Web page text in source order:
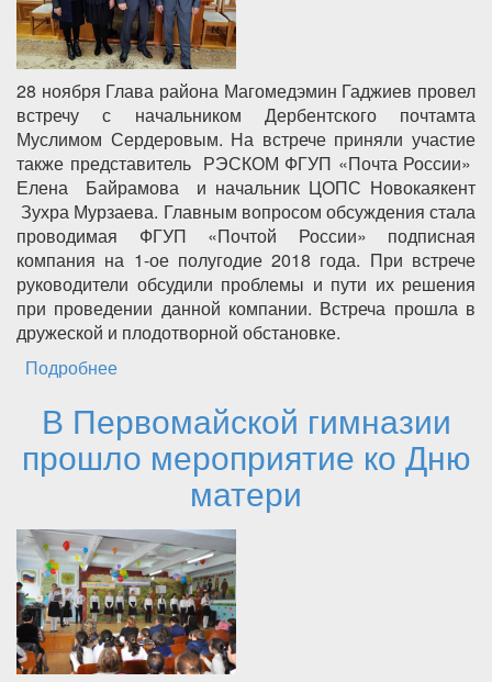
28 ноября Глава района Магомедэмин Гаджиев провел
встречу с начальником Дербентского почтамта
Муслимом Сердеровым. На встрече приняли участие
также представитель РЭСКОМ ФГУП «Почта России»
Елена Байрамова и начальник ЦОПС Новокаякент
Зухра Мурзаева. Главным вопросом обсуждения стала
проводимая ФГУП «Почтой России» подписная
компания на 1-ое полугодие 2018 года. При встрече
руководители обсудили проблемы и пути их решения
при проведении данной компании. Встреча прошла в
дружеской и плодотворной обстановке.
Подробнее
В Первомайской гимназии
прошло мероприятие ко Дню
матери